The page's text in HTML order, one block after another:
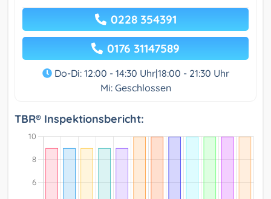
0228 354391
0176 31147589
Do-Di: 12:00 - 14:30 Uhr|18:00 - 21:30 Uhr
Mi: Geschlossen
TBR® Inspektionsbericht: